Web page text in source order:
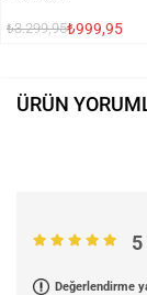
₺3.299,95₺999,95
ÜRÜN
5
Değerlendirme